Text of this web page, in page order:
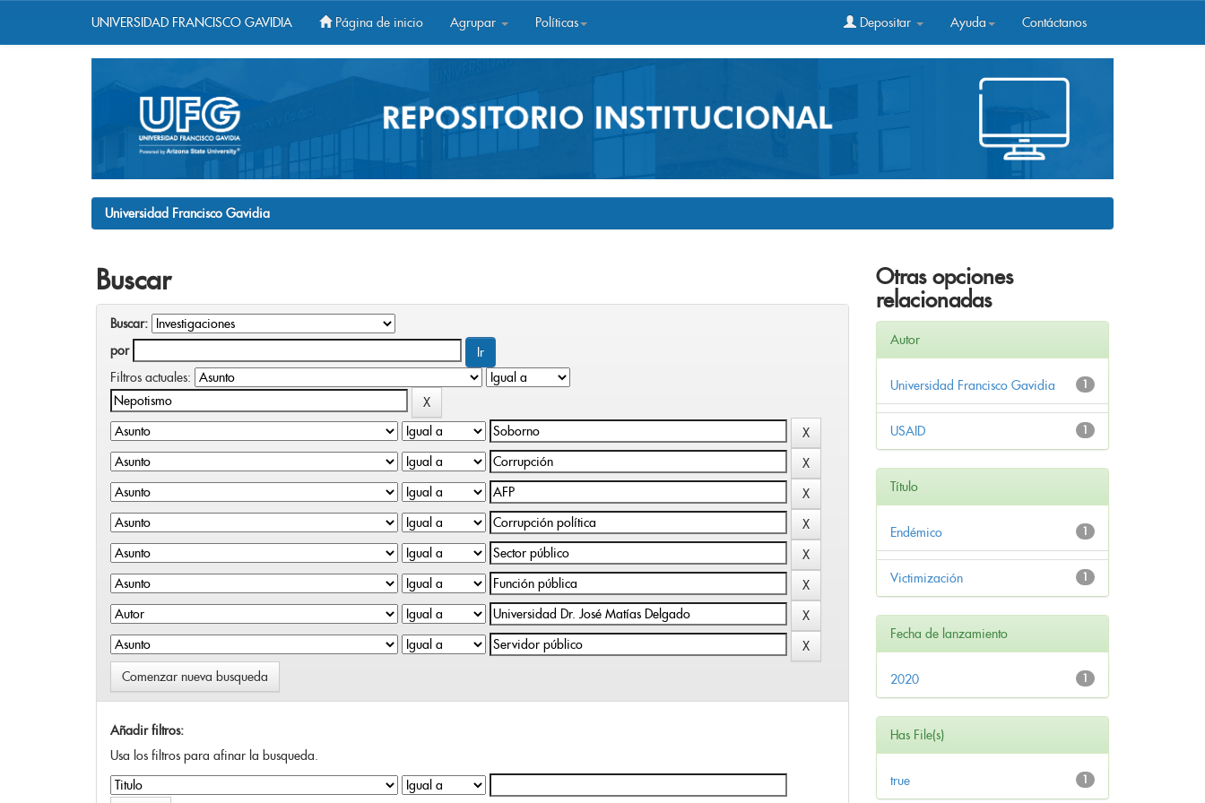
UNIVERSIDAD FRANCISCO GAVIDIA Página de inicio Agrupar Políticas Depositar Ayuda Contáctanos
Universidad Francisco Gavidia
Buscar
Buscar:
por
Filtros actuales:
Comenzar nueva busqueda
Añadir filtros:
Usa los filtros para afinar la busqueda.
Otras opciones
relacionadas
Autor
1
Universidad Francisco Gavidia
1
USAID
Título
1
Endémico
1
Victimización
Fecha de lanzamiento
1
2020
Has File(s)
1
true